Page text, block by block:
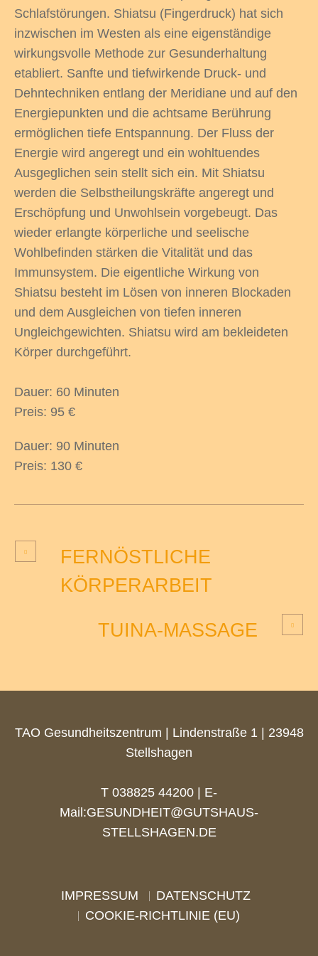
Schlafstörungen. Shiatsu (Fingerdruck) hat sich
inzwischen im Westen als eine eigenständige
wirkungsvolle Methode zur Gesunderhaltung
etabliert. Sanfte und tiefwirkende Druck- und
Dehntechniken entlang der Meridiane und auf den
Energiepunkten und die achtsame Berührung
ermöglichen tiefe Entspannung. Der Fluss der
Energie wird angeregt und ein wohltuendes
Ausgeglichen sein stellt sich ein. Mit Shiatsu
werden die Selbstheilungskräfte angeregt und
Erschöpfung und Unwohlsein vorgebeugt. Das
wieder erlangte körperliche und seelische
Wohlbefinden stärken die Vitalität und das
Immunsystem. Die eigentliche Wirkung von
Shiatsu besteht im Lösen von inneren Blockaden
und dem Ausgleichen von tiefen inneren
Ungleichgewichten. Shiatsu wird am bekleideten
Körper durchgeführt.
Dauer: 60 Minuten
Preis: 95 €
Dauer: 90 Minuten
Preis: 130 €
FERNÖSTLICHE
KÖRPERARBEIT
TUINA-MASSAGE
TAO Gesundheitszentrum | Lindenstraße 1 | 23948
Stellshagen
T 038825 44200 | E-
Mail:GESUNDHEIT@GUTSHAUS-
STELLSHAGEN.DE
IMPRESSUM
DATENSCHUTZ
COOKIE-RICHTLINIE (EU)